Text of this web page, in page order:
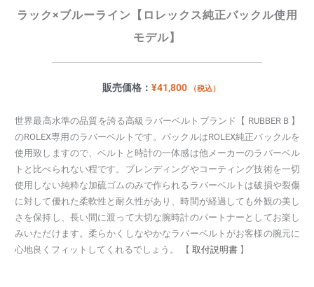
ラック×ブルーライン【ロレックス純正バックル使用
モデル】
販売価格： ¥41,800 （税込）
世界最高水準の品質を誇る高級ラバーベルトブランド【 RUBBER B 】
のROLEX専用のラバーベルトです。バックルはROLEX純正バックルを
使用致しますので、ベルトと時計の一体感は他メーカーのラバーベル
トと比べられない程です。ブレンディングやコーティング技術を一切
使用しない純粋な加硫ゴムのみで作られるラバーベルトは破損や裂傷
に対して優れた柔軟性と耐久性があり、時間が経過しても外観の美し
さを保持し、長い間に渡って大切な腕時計のパートナーとしてお楽し
みいただけます。柔らかくしなやかなラバーベルトがお客様の腕元に
心地良くフィットしてくれるでしょう。 【 取付説明書 】